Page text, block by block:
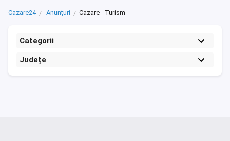
Cazare24 Anunțuri Cazare - Turism
Categorii
Județe